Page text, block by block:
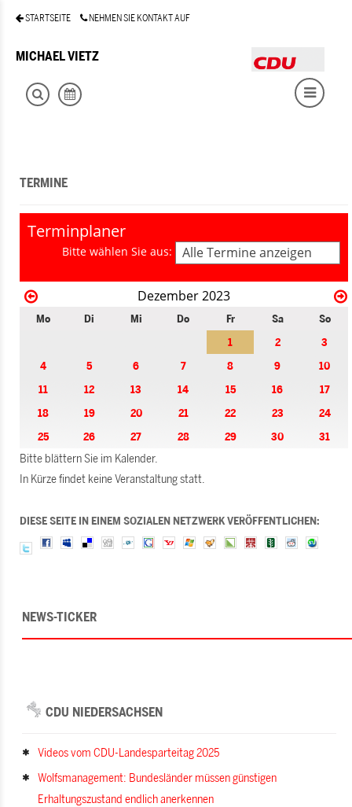
STARTSEITE NEHMEN SIE KONTAKT AUF
MICHAEL VIETZ
TERMINE
Terminplaner
Bitte wählen Sie aus: Alle Termine anzeigen
Dezember 2023
Mo Di Mi Do Fr Sa
So
1
2
3
4
5 6 7 8 9
10
11
12 13 14 15 16
17
18
19 20 21 22 23
24
25
26 27 28 29 30 31
Bitte blättern Sie im Kalender.
In Kürze findet keine Veranstaltung statt.
DIESE SEITE IN EINEM SOZIALEN NETZWERK VERÖFFENTLICHEN:
NEWS-TICKER
CDU NIEDERSACHSEN
Videos vom CDU-Landesparteitag 2025
Wolfsmanagement: Bundesländer müssen günstigen
Erhaltungszustand endlich anerkennen